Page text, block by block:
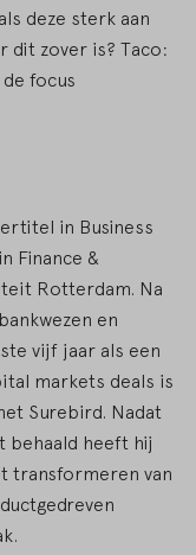
deze sterk aan
dit zover is? Taco:
focus
in Business
Finance &
Rotterdam. Na
en
vijf jaar als een
markets deals is
Surebird. Nadat
behaald heeft hij
transformeren van